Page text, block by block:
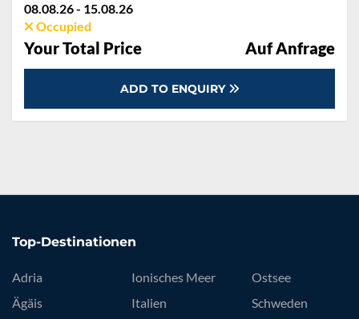
08.08.26 - 15.08.26
Occupied
Your Total Price Auf Anfrage
ADD TO ENQUIRY
Top-Destinationen
Adria
Ägäis
Ionisches Meer
Italien
Ostsee
Schweden